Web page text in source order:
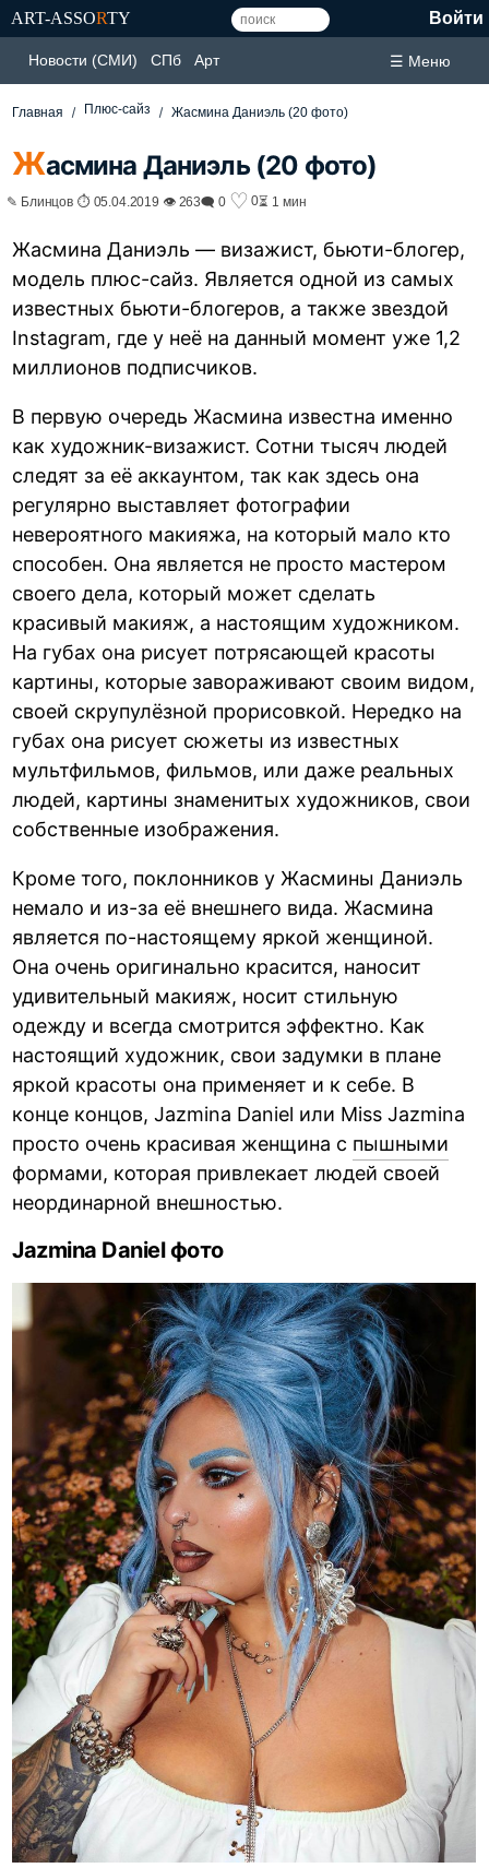
ART-ASSORTY Войти
Новости (СМИ) СПб Арт ☰ Меню
Главная Плюс-сайз Жасмина Даниэль (20 фото)
Жасмина Даниэль (20 фото)
✎ Блинцов ⏱ 05.04.2019 👁 263🗨 0 ♡ 0⏳ 1 мин
Жасмина Даниэль — визажист, бьюти-блогер,
модель плюс-сайз. Является одной из самых
известных бьюти-блогеров, а также звездой
Instagram, где у неё на данный момент уже 1,2
миллионов подписчиков.
В первую очередь Жасмина известна именно
как художник-визажист. Сотни тысяч людей
следят за её аккаунтом, так как здесь она
регулярно выставляет фотографии
невероятного макияжа, на который мало кто
способен. Она является не просто мастером
своего дела, который может сделать
красивый макияж, а настоящим художником.
На губах она рисует потрясающей красоты
картины, которые завораживают своим видом,
своей скрупулёзной прорисовкой. Нередко на
губах она рисует сюжеты из известных
мультфильмов, фильмов, или даже реальных
людей, картины знаменитых художников, свои
собственные изображения.
Кроме того, поклонников у Жасмины Даниэль
немало и из-за её внешнего вида. Жасмина
является по-настоящему яркой женщиной.
Она очень оригинально красится, наносит
удивительный макияж, носит стильную
одежду и всегда смотрится эффектно. Как
настоящий художник, свои задумки в плане
яркой красоты она применяет и к себе. В
конце концов, Jazmina Daniel или Miss Jazmina
просто очень красивая женщина с пышными
формами, которая привлекает людей своей
неординарной внешностью.
Jazmina Daniel фото